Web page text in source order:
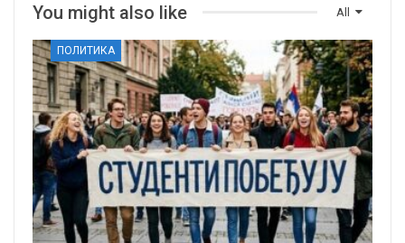
All
You might also like
ПОЛИТИКА